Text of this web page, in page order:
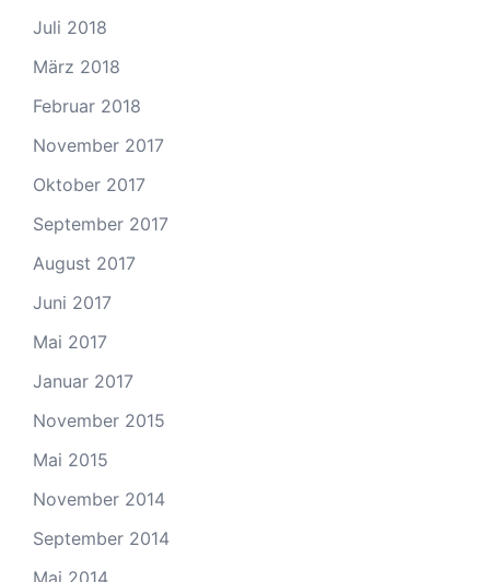
Juli 2018
März 2018
Februar 2018
November 2017
Oktober 2017
September 2017
August 2017
Juni 2017
Mai 2017
Januar 2017
November 2015
Mai 2015
November 2014
September 2014
Mai 2014